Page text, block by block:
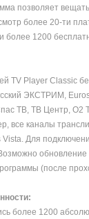
позволяет
более 20-ти
более 1200
TV Player Classic
ЭКСТРИМ,
ТВ, ТВ Центр, O2
все каналы
Для
(после
более 1200